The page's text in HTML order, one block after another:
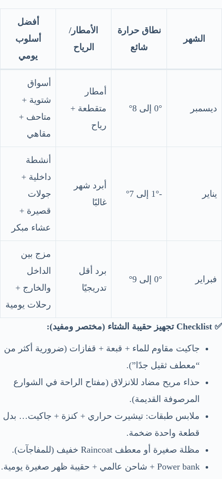
الشهر
نطاق حرارة
شائع
الأمطار/
الرياح
أفضل
أسلوب
يومي
ديسمبر 0° إلى 8°
أمطار
متقطعة +
رياح
أسواق
شتوية +
متاحف +
مقاهي
يناير -1° إلى 7°
أبرد شهر
غالبًا
أنشطة
داخلية +
جولات
قصيرة +
عشاء مبكر
فبراير 0° إلى 9°
برد أقل
تدريجيًا
مزج بين
الداخل
والخارج +
رحلات يومية
✅ Checklist تجهيز حقيبة الشتاء (مختصر ومفيد):
جاكيت مقاوم للماء + قبعة + قفازات (ضرورية أكثر من
“معطف ثقيل جدًا”).
حذاء مريح مضاد للانزلاق (مفتاح الراحة في الشوارع
المرصوفة القديمة).
ملابس طبقات: تيشيرت حراري + كنزة + جاكيت… بدل
قطعة واحدة ضخمة.
مظلة صغيرة أو معطف Raincoat خفيف (للمفاجآت).
Power bank + شاحن عالمي + حقيبة ظهر صغيرة يومية.